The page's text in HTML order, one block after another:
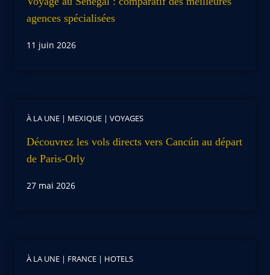
agences spécialisées
11 juin 2026
À LA UNE | MEXIQUE | VOYAGES
Découvrez les vols directs vers Cancún au départ
de Paris-Orly
27 mai 2026
À LA UNE | FRANCE | HOTELS